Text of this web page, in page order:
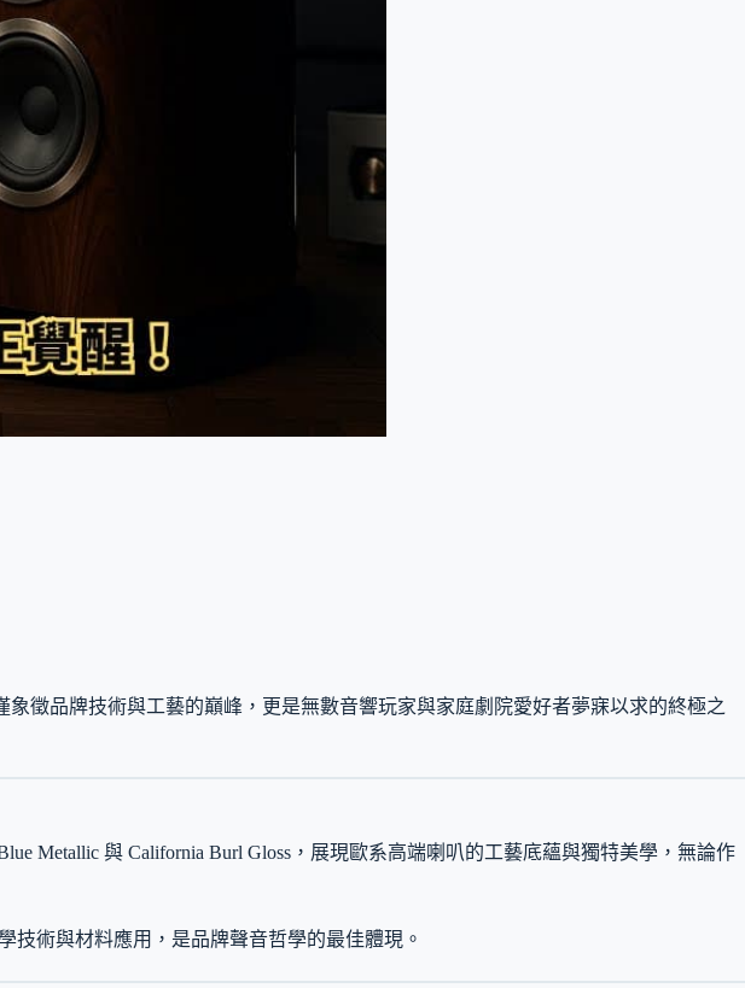
象徵品牌技術與工藝的巔峰，更是無數音響玩家與家庭劇院愛好者夢寐以求的終極之
Metallic 與 California Burl Gloss，展現歐系高端喇叭的工藝底蘊與獨特美學，無論作
技術與材料應用，是品牌聲音哲學的最佳體現。